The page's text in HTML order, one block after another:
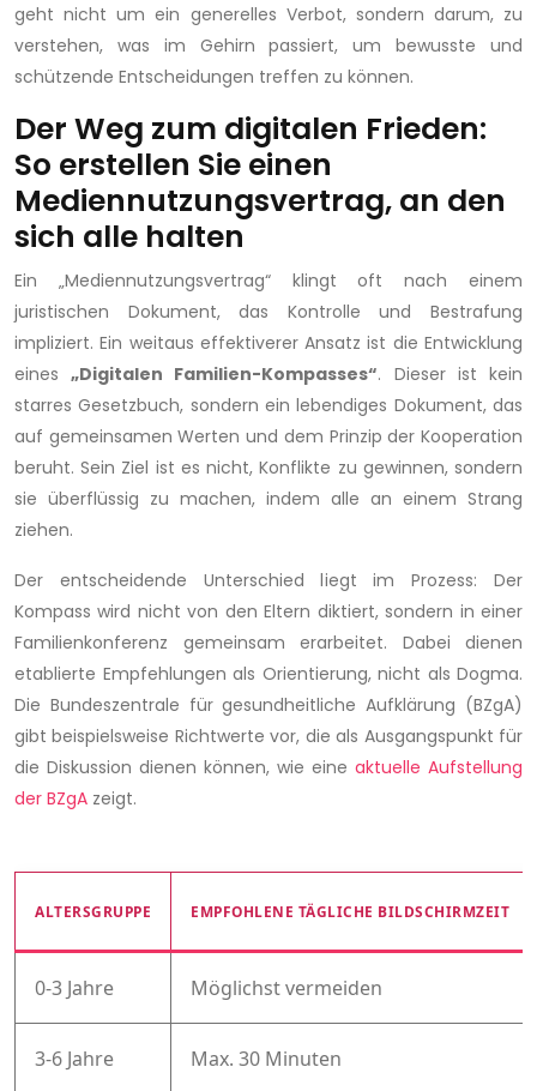
geht nicht um ein generelles Verbot, sondern darum, zu
verstehen, was im Gehirn passiert, um bewusste und
schützende Entscheidungen treffen zu können.
Der Weg zum digitalen Frieden:
So erstellen Sie einen
Mediennutzungsvertrag, an den
sich alle halten
Ein „Mediennutzungsvertrag“ klingt oft nach einem
juristischen Dokument, das Kontrolle und Bestrafung
impliziert. Ein weitaus effektiverer Ansatz ist die Entwicklung
eines„Digitalen Familien-Kompasses“. Dieser ist kein
starres Gesetzbuch, sondern ein lebendiges Dokument, das
auf gemeinsamen Werten und dem Prinzip der Kooperation
beruht. Sein Ziel ist es nicht, Konflikte zu gewinnen, sondern
sie überflüssig zu machen, indem alle an einem Strang
ziehen.
Der entscheidende Unterschied liegt im Prozess: Der
Kompass wird nicht von den Eltern diktiert, sondern in einer
Familienkonferenz gemeinsam erarbeitet. Dabei dienen
etablierte Empfehlungen als Orientierung, nicht als Dogma.
Die Bundeszentrale für gesundheitliche Aufklärung (BZgA)
gibt beispielsweise Richtwerte vor, die als Ausgangspunkt für
die Diskussion dienen können, wie eine aktuelle Aufstellung
der BZgA zeigt.
ALTERSGRUPPE EMPFOHLENE TÄGLICHE BILDSCHIRMZEIT
0-3 Jahre Möglichst vermeiden
3-6 Jahre Max. 30 Minuten